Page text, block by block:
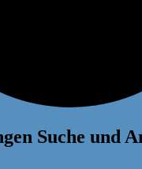
Suche und